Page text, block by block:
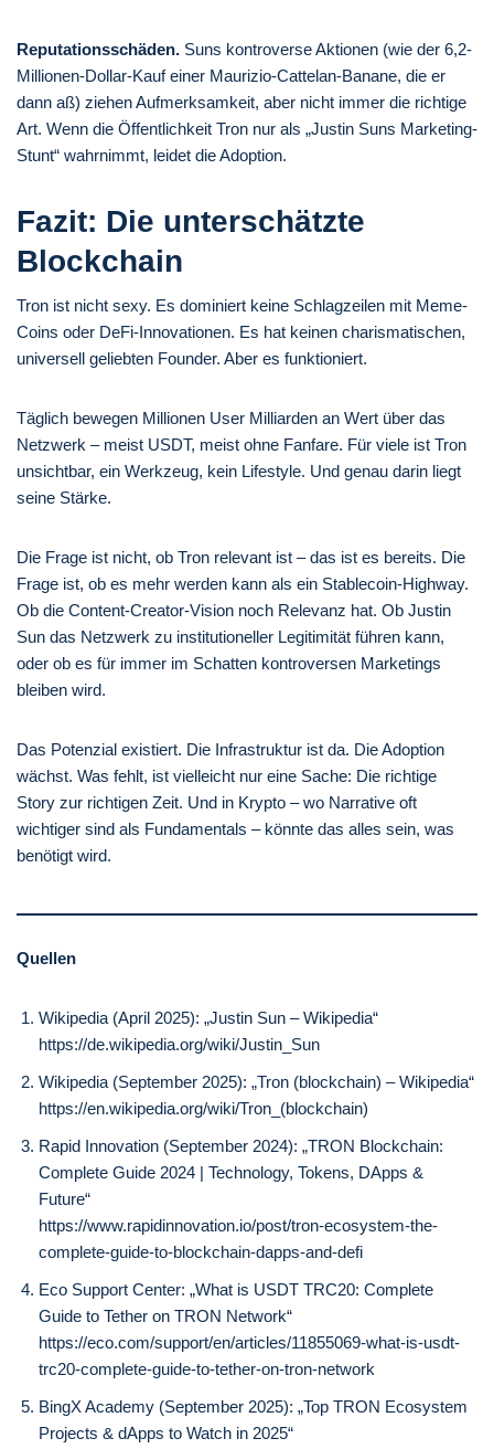
Reputationsschäden. Suns kontroverse Aktionen (wie der 6,2-
Millionen-Dollar-Kauf einer Maurizio-Cattelan-Banane, die er
dann aß) ziehen Aufmerksamkeit, aber nicht immer die richtige
Art. Wenn die Öffentlichkeit Tron nur als „Justin Suns Marketing-
Stunt“ wahrnimmt, leidet die Adoption.
Fazit: Die unterschätzte
Blockchain
Tron ist nicht sexy. Es dominiert keine Schlagzeilen mit Meme-
Coins oder DeFi-Innovationen. Es hat keinen charismatischen,
universell geliebten Founder. Aber es funktioniert.
Täglich bewegen Millionen User Milliarden an Wert über das
Netzwerk – meist USDT, meist ohne Fanfare. Für viele ist Tron
unsichtbar, ein Werkzeug, kein Lifestyle. Und genau darin liegt
seine Stärke.
Die Frage ist nicht, ob Tron relevant ist – das ist es bereits. Die
Frage ist, ob es mehr werden kann als ein Stablecoin-Highway.
Ob die Content-Creator-Vision noch Relevanz hat. Ob Justin
Sun das Netzwerk zu institutioneller Legitimität führen kann,
oder ob es für immer im Schatten kontroversen Marketings
bleiben wird.
Das Potenzial existiert. Die Infrastruktur ist da. Die Adoption
wächst. Was fehlt, ist vielleicht nur eine Sache: Die richtige
Story zur richtigen Zeit. Und in Krypto – wo Narrative oft
wichtiger sind als Fundamentals – könnte das alles sein, was
benötigt wird.
Quellen
Wikipedia (April 2025): „Justin Sun – Wikipedia“
https://de.wikipedia.org/wiki/Justin_Sun
Wikipedia (September 2025): „Tron (blockchain) – Wikipedia“
https://en.wikipedia.org/wiki/Tron_(blockchain)
Rapid Innovation (September 2024): „TRON Blockchain:
Complete Guide 2024 | Technology, Tokens, DApps &
Future“
https://www.rapidinnovation.io/post/tron-ecosystem-the-
complete-guide-to-blockchain-dapps-and-defi
Eco Support Center: „What is USDT TRC20: Complete
Guide to Tether on TRON Network“
https://eco.com/support/en/articles/11855069-what-is-usdt-
trc20-complete-guide-to-tether-on-tron-network
BingX Academy (September 2025): „Top TRON Ecosystem
Projects & dApps to Watch in 2025“